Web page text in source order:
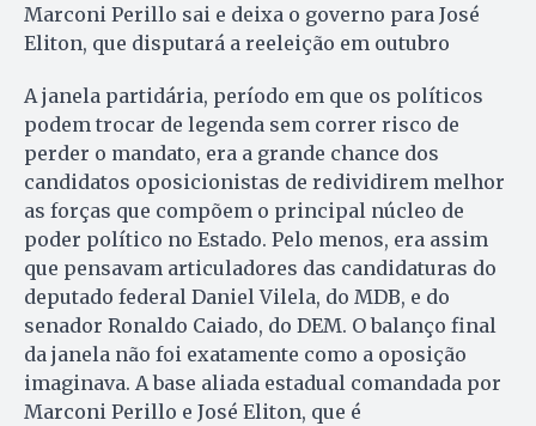
Marconi Perillo sai e deixa o governo para José
Eliton, que disputará a reeleição em outubro
A janela partidária, período em que os políticos
podem trocar de legenda sem correr risco de
perder o mandato, era a grande chance dos
candidatos oposicionistas de redividirem melhor
as forças que compõem o principal núcleo de
poder político no Estado. Pelo menos, era assim
que pensavam articuladores das candidaturas do
deputado federal Daniel Vilela, do MDB, e do
senador Ronaldo Caiado, do DEM. O balanço final
da janela não foi exatamente como a oposição
imaginava. A base aliada estadual comandada por
Marconi Perillo e José Eliton, que é